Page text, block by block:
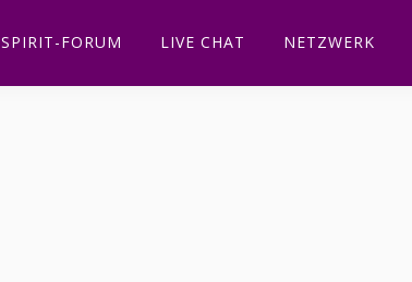
SPIRIT-FORUM LIVE CHAT NETZWERK